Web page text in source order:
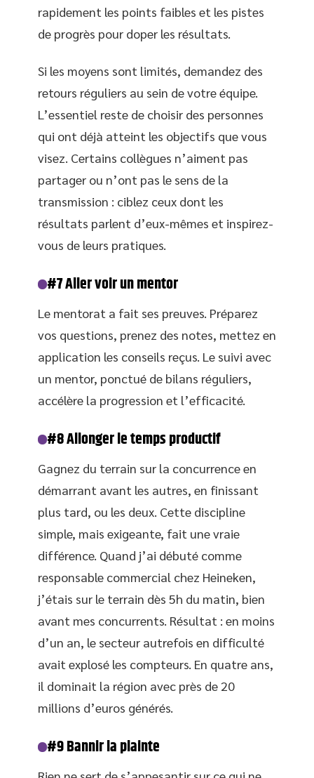
rapidement les points faibles et les pistes
de progrès pour doper les résultats.
Si les moyens sont limités, demandez des
retours réguliers au sein de votre équipe.
L’essentiel reste de choisir des personnes
qui ont déjà atteint les objectifs que vous
visez. Certains collègues n’aiment pas
partager ou n’ont pas le sens de la
transmission : ciblez ceux dont les
résultats parlent d’eux-mêmes et inspirez-
vous de leurs pratiques.
#7 Aller voir un mentor
Le mentorat a fait ses preuves. Préparez
vos questions, prenez des notes, mettez en
application les conseils reçus. Le suivi avec
un mentor, ponctué de bilans réguliers,
accélère la progression et l’efficacité.
#8 Allonger le temps productif
Gagnez du terrain sur la concurrence en
démarrant avant les autres, en finissant
plus tard, ou les deux. Cette discipline
simple, mais exigeante, fait une vraie
différence. Quand j’ai débuté comme
responsable commercial chez Heineken,
j’étais sur le terrain dès 5h du matin, bien
avant mes concurrents. Résultat : en moins
d’un an, le secteur autrefois en difficulté
avait explosé les compteurs. En quatre ans,
il dominait la région avec près de 20
millions d’euros générés.
#9 Bannir la plainte